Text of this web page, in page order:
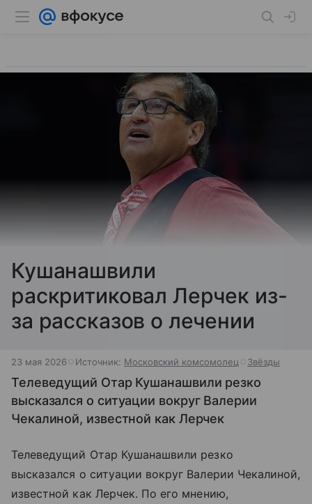
Кушанашвили
раскритиковал Лерчек из-
за рассказов о лечении
23 мая 2026 Источник: Московский комсомолец Звёзды
Телеведущий Отар Кушанашвили резко
высказался о ситуации вокруг Валерии
Чекалиной, известной как Лерчек
Телеведущий Отар Кушанашвили резко
высказался о ситуации вокруг Валерии Чекалиной,
известной как Лерчек. По его мнению,